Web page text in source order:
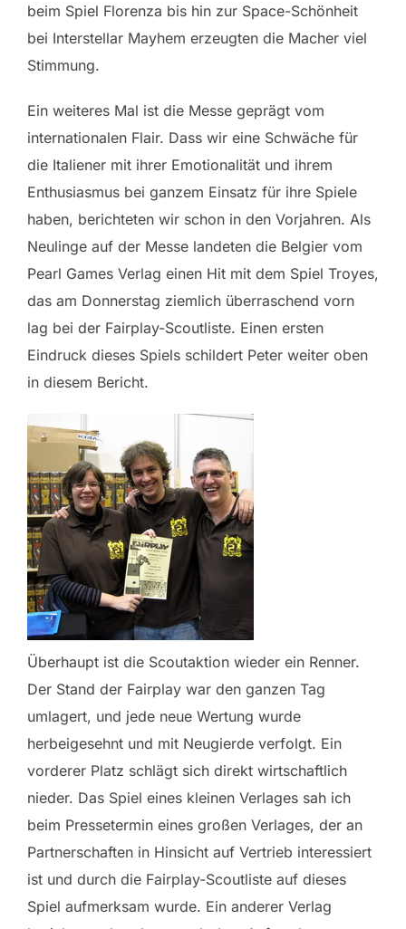
beim Spiel Florenza bis hin zur Space-Schönheit
bei Interstellar Mayhem erzeugten die Macher viel
Stimmung.
Ein weiteres Mal ist die Messe geprägt vom
internationalen Flair. Dass wir eine Schwäche für
die Italiener mit ihrer Emotionalität und ihrem
Enthusiasmus bei ganzem Einsatz für ihre Spiele
haben, berichteten wir schon in den Vorjahren. Als
Neulinge auf der Messe landeten die Belgier vom
Pearl Games Verlag einen Hit mit dem Spiel Troyes,
das am Donnerstag ziemlich überraschend vorn
lag bei der Fairplay-Scoutliste. Einen ersten
Eindruck dieses Spiels schildert Peter weiter oben
in diesem Bericht.
Überhaupt ist die Scoutaktion wieder ein Renner.
Der Stand der Fairplay war den ganzen Tag
umlagert, und jede neue Wertung wurde
herbeigesehnt und mit Neugierde verfolgt. Ein
vorderer Platz schlägt sich direkt wirtschaftlich
nieder. Das Spiel eines kleinen Verlages sah ich
beim Pressetermin eines großen Verlages, der an
Partnerschaften in Hinsicht auf Vertrieb interessiert
ist und durch die Fairplay-Scoutliste auf dieses
Spiel aufmerksam wurde. Ein anderer Verlag